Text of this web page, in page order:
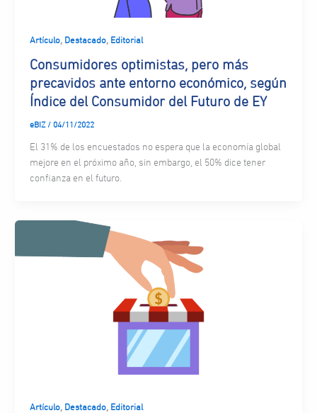
Artículo, Destacado, Editorial
Consumidores optimistas, pero más
precavidos ante entorno económico, según
Índice del Consumidor del Futuro de EY
eBIZ / 04/11/2022
El 31% de los encuestados no espera que la economía global
mejore en el próximo año, sin embargo, el 50% dice tener
confianza en el futuro.
Artículo, Destacado, Editorial